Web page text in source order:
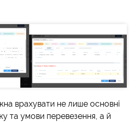
врахувати не лише основні
та умови перевезення, а й